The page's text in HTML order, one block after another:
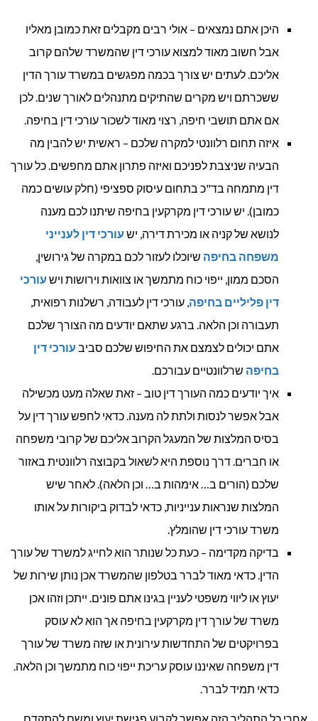
היכן אתם נמצאים – אולי רבים מקבלים זאת כמובן מאליו
אבל חשוב מאוד למצוא עורכי דין שהמשרד שלהם קרוב
אליכם. לעתים יש צורך בכמה מפגשים במשרד עורך הדין
ששכרתם ויש מקרים שהתיקים מתנהלים לאורך שנים. לכן
אם אתם תושבי חיפה, רצוי מאוד לשכור עורכי דין בחיפה.
איזה תחום רלוונטי למקרה שלכם – ראשית יש להבין מה
הבעיה שניצבת לפניכם ואיזה פתרון אתם מחפשים. כל עורך
דין מתמחה בד"כ בתחום עיסוק ספציפי (חלק עושים כמה
כמובן). יש עורכי דין מקרקעין בחיפה שיתנו לכם מענה
לנושא של קניה או מכירת דירה, יש עורכי דין לענייני
משפחה בחיפה שיוכלו לעזור לכם במקרה של גירושין,
הסכם ממון, ייפוי כוח מתמשך או צוואות וירושות ויש עורכי
דין פליליים בחיפה, עורכי דין לעבודה, רשלנות רפואית,
תעבורה וכן הלאה. ברגע שתאם יודעים מה הצורך שלכם
אתם יכולים לצמצם את החיפוש שלכם סביב עורכי דין
בחיפה שרלוונטיים עבורכם.
איך יודעים כמה העורך דין טוב – זאת שאלה מעט מכשילה
אבל אפשר לנסות ולתת לה מענה. כדאי לחפש עורך דין על
בסיס המלצות של המעגל הקרוב אליכם של קרובי משפחה
או חברים. דרך נוספת היא לשאול בקבוצה רלוונטית באזור
שלכם (הורים ב… אימהות ב… וכן הלאה). לאחר שיש
המלצות שנראות ענייניות, כדאי לבדוק ביקורות על אותו
משרד עורכי דין שהומלץ.
בדיקה מקדימה – כעת כל שנותר הוא לחייג למשרד של עורך
הדין. כדאי מאוד לברר בטלפון שהמשרד אכן נותן שירות של
יעוץ או ליווי משפטי לעניין בגינו אתם פונים. ייתכן וזהו אכן
משרד של עורך דין מקרקעין בחיפה אך הוא לא עוסק
בפרויקטים של התחדשות עירונית או שזה משרד של עורך
דין משפחה שאיננו עוסק עריכת ייפוי כוח מתמשך וכן הלאה.
כדאי תמיד לברר.